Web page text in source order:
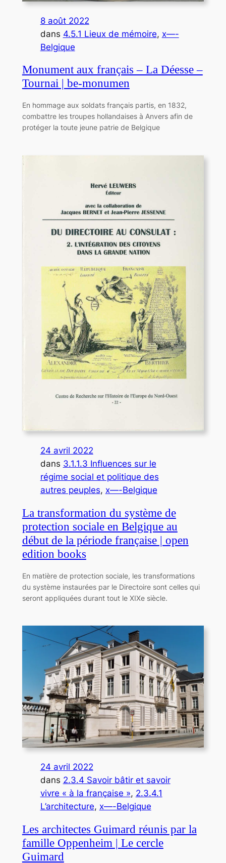
8 août 2022
dans 4.5.1 Lieux de mémoire, x—-
Belgique
Monument aux français – La Déesse –
Tournai | be-monumen
En hommage aux soldats français partis, en 1832,
combattre les troupes hollandaises à Anvers afin de
protéger la toute jeune patrie de Belgique
24 avril 2022
dans 3.1.1.3 Influences sur le
régime social et politique des
autres peuples, x—-Belgique
La transformation du système de
protection sociale en Belgique au
début de la période française | open
edition books
En matière de protection sociale, les transformations
du système instaurées par le Directoire sont celles qui
seront appliquées durant tout le XIXe siècle.
24 avril 2022
dans 2.3.4 Savoir bâtir et savoir
vivre « à la française », 2.3.4.1
L’architecture, x—-Belgique
Les architectes Guimard réunis par la
famille Oppenheim | Le cercle
Guimard